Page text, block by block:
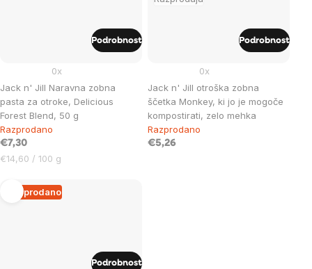
Jack n' Jill Naravna zobna
pasta za otroke, Delicious
Forest Blend, 50 g
0x
Razprodano
€7,30
Cena
enoto:
€14,60 / 100 g
Podrobnost
Jack n' Jill otroška zobna
ščetka Monkey, ki jo je mogoče
kompostirati, zelo mehka
0x
Razprodano
€5,26
Podrobnost
Razprodano
Podrobnost